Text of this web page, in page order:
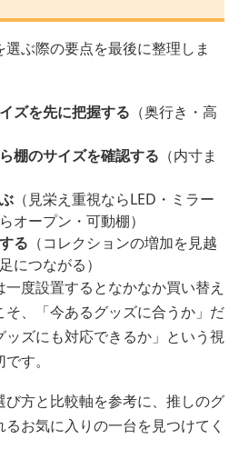
ぶ際の要点を最後に整理しま
ズを先に把握する （奥行き・高
棚のサイズを確認する （内寸ま
（見栄え重視ならLED・ミラー
オープン・可動棚）
る （コレクションの増加を見越
につながる）
度設置するとなかなか買い替え
、「今あるグッズに合うか」だ
ズにも対応できるか」という視
す。
び方と比較軸を参考に、推しのグ
お気に入りの一台を見つけてく